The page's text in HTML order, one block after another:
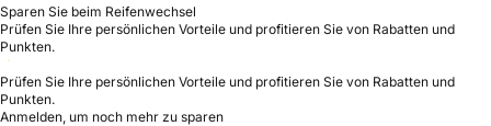
Sparen Sie beim Reifenwechsel
Prüfen Sie Ihre persönlichen Vorteile und profitieren Sie von Rabatten und
Punkten.
Prüfen Sie Ihre persönlichen Vorteile und profitieren Sie von Rabatten und
Punkten.
Anmelden, um noch mehr zu sparen